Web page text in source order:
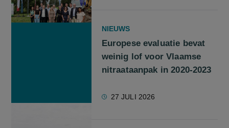
NIEUWS
Europese evaluatie bevat
weinig lof voor Vlaamse
nitraataanpak in 2020-2023
27 JULI 2026